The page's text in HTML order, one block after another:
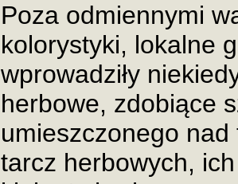
Poza odmiennymi
kolorystyki, lokalne
wprowadziły
herbowe, zdobiące
umieszczonego nad
tarcz herbowych,